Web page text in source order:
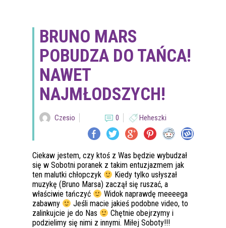
BRUNO MARS
POBUDZA DO TAŃCA!
NAWET
NAJMŁODSZYCH!
Czesio 0 Heheszki
Ciekaw jestem, czy ktoś z Was będzie wybudzał
się w Sobotni poranek z takim entuzjazmem jak
ten malutki chłopczyk
Kiedy tylko usłyszał
muzykę (Bruno Marsa) zaczął się ruszać, a
właściwie tańczyć
Widok naprawdę meeeega
zabawny
Jeśli macie jakieś podobne video, to
zalinkujcie je do Nas
Chętnie obejrzymy i
podzielimy się nimi z innymi. Miłej Soboty!!!